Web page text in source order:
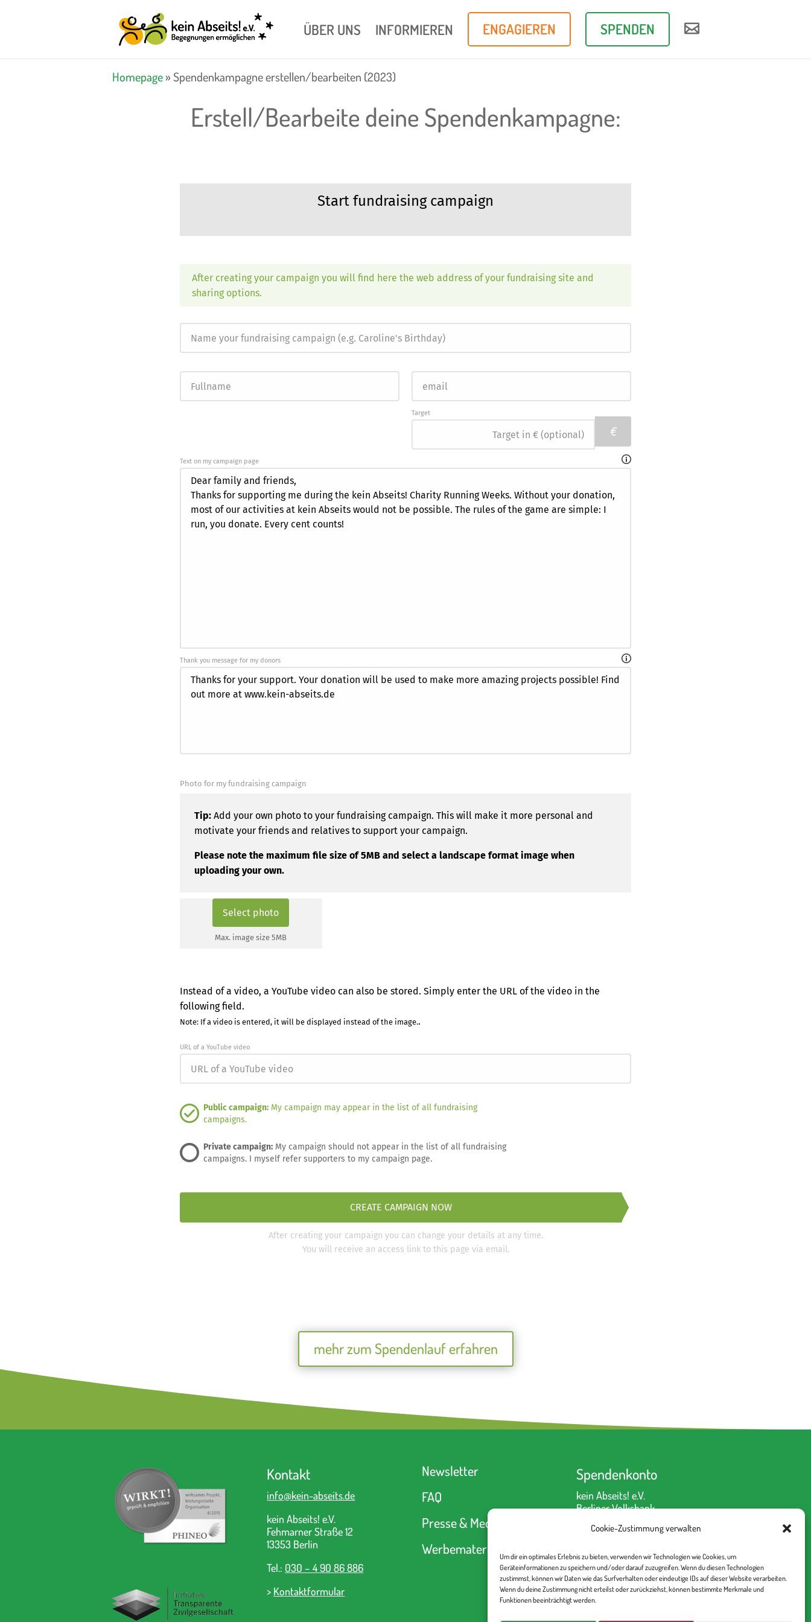
Cookie-Zustimmung verwalten
Um dir ein optimales Erlebnis zu bieten, verwenden wir Technologien wie Cookies, um
Geräteinformationen zu speichern und/oder darauf zuzugreifen. Wenn du diesen Technologien
zustimmst, können wir Daten wie das Surfverhalten oder eindeutige IDs auf dieser Website verarbeiten.
Wenn du deine Zustimmung nicht erteilst oder zurückziehst, können bestimmte Merkmale und
Funktionen beeinträchtigt werden.
ÜBER UNS INFORMIEREN ENGAGIEREN SPENDEN 
Homepage»Spendenkampagne erstellen/bearbeiten (2023)
Erstell/Bearbeite deine Spendenkampagne:
mehr zum Spendenlauf erfahren
Kontakt
info@kein-abseits.de
kein Abseits! e.V.
Fehmarner Straße 12
13353 Berlin
Tel.: 030 – 4 90 86 886
> Kontaktformular
Newsletter
FAQ
Presse & Medien
Werbematerial
Spendenkonto
kein Abseits! e.V.
Berliner Volksbank
6330 00